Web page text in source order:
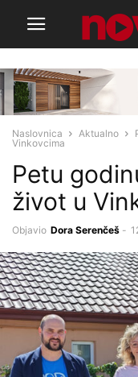
Naslovnica Aktualno
Vinkovcima
Petu
život u
Objavio Dora Serenčeš -